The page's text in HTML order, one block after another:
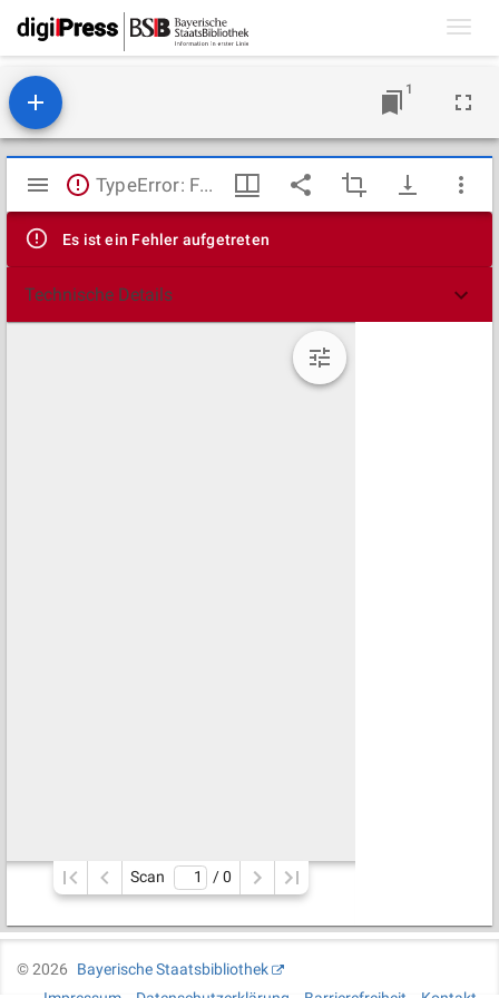
1
Mirador
Viewer
TypeError: Failed to fetch
Es ist ein Fehler aufgetreten
Technische Details
Scan / 0
©2026
Bayerische Staatsbibliothek